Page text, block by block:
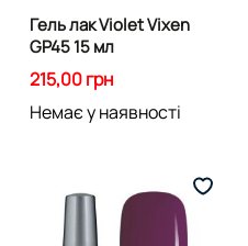
Гель лак Violet Vixen
GP45 15 мл
215,00 грн
Немає у наявності